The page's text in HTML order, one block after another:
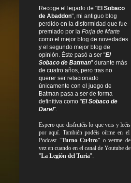
Recoge el legado de "El Sobaco
de Abaddon", mi antiguo blog
perdido en la disformidad que fue
premiado por la Forja de Marte
como el mejor blog de novedades
y el segundo mejor blog de
opinión. Éste pasó a ser "El
Sobaco de Batman" durante más
de cuatro años, pero tras no
querer ser relacionado
únicamente con el juego de
Batman pasa a ser de forma
definitiva como "El Sobaco de
Darel".
Espero que disfrutéis lo queveis yleéis
por aquí. También podéis oírme en el
Podcast "Turno Cu4tro" o verme de
vez en cuando en el canal de Youtube de
"La Legión del Turia".